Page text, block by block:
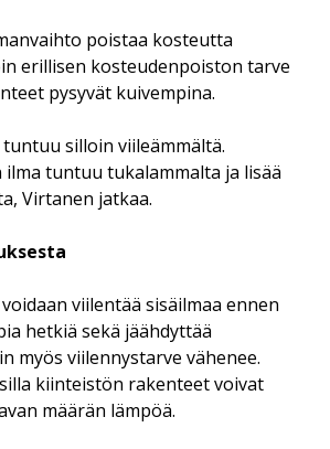
poistaa kosteutta
erillisen kosteudenpoiston tarve
pysyvät kuivempina.
tuntuu silloin viileämmältä.
ilma tuntuu tukalammalta ja lisää
Virtanen jatkaa.
viilentää sisäilmaa ennen
hetkiä sekä jäähdyttää
myös viilennystarve vähenee.
kiinteistön rakenteet voivat
määrän lämpöä.